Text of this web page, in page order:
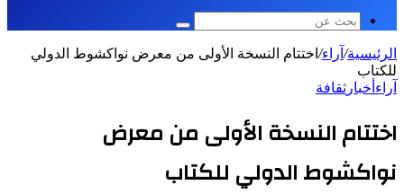
بحث
الرئيسية/ آراء/ اختتام النسخة الأولى من معرض نواكشوط الدولي
للكتاب
آراء أخبار ثقافة
اختتام النسخة الأولى من معرض
نواكشوط الدولي للكتاب